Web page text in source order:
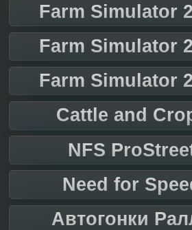
Farm Simulator
Farm Simulator
Farm Simulator
Cattle and
NFS
Need for
Автогонки